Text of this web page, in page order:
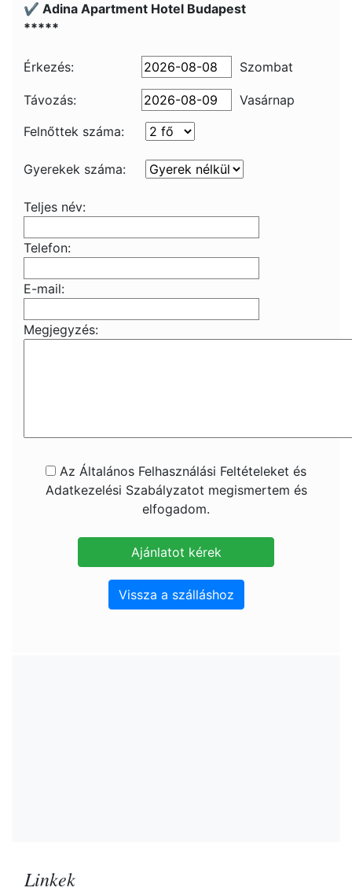
✔️ Adina Apartment Hotel Budapest
*****
Érkezés: Szombat
Távozás:
Vasárnap
Felnőttek száma:
Gyerekek száma:
Teljes név:
Telefon:
E-mail:
Megjegyzés:
Az Általános Felhasználási Feltételeket és
Adatkezelési Szabályzatot megismertem és
elfogadom.
Vissza a szálláshoz
Linkek